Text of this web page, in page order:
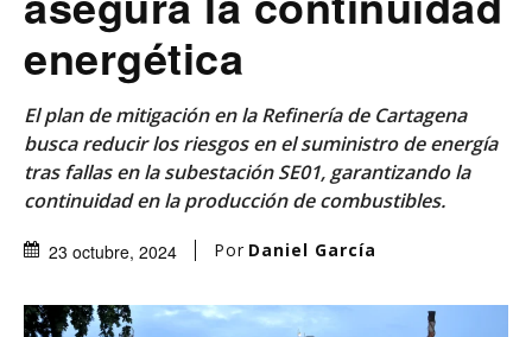
energética
El plan de mitigación en la Refinería de Cartagena
busca reducir los riesgos en el suministro de energía
tras fallas en la subestación SE01, garantizando la
continuidad en la producción de combustibles.
23 octubre, 2024 Por Daniel García